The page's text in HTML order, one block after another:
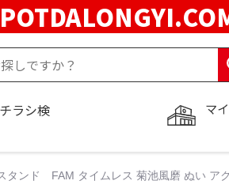
マ
ラシ検
ンド FAM タイムレス 菊池風磨 ぬい アク